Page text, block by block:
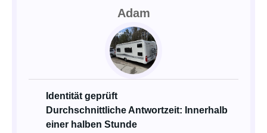
Adam
Identität geprüft
Durchschnittliche Antwortzeit: Innerhalb
einer halben Stunde